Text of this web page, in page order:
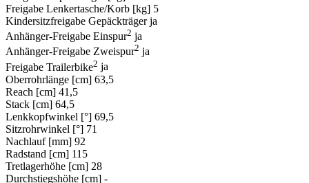
Freigabe Lenkertasche/Korb [kg] 5
Kindersitzfreigabe Gepäckträger ja
Anhänger-Freigabe Einspur2 ja
Anhänger-Freigabe Zweispur2 ja
Freigabe Trailerbike2 ja
Oberrohrlänge [cm] 63,5
Reach [cm] 41,5
Stack [cm] 64,5
Lenkkopfwinkel [°] 69,5
Sitzrohrwinkel [°] 71
Nachlauf [mm] 92
Radstand [cm] 115
Tretlagerhöhe [cm] 28
Durchstiegshöhe [cm] -